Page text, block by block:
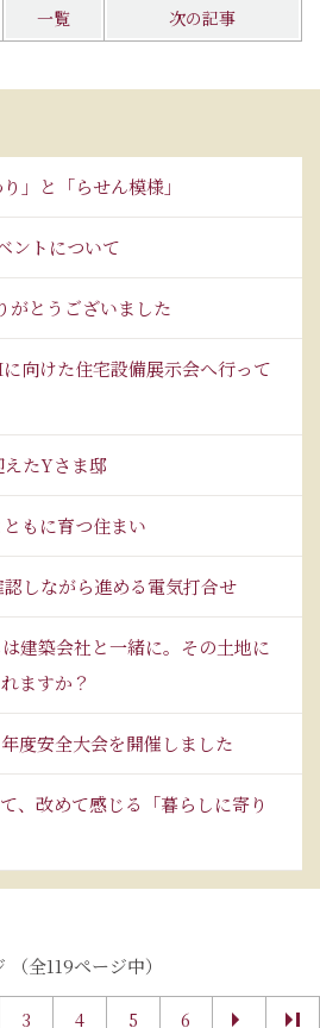
一覧 次の記事
り」と「らせん模様」
ントについて
がとうございました
向けた住宅設備展示会へ行って
えたYさま邸
もに育つ住まい
しながら進める電気打合せ
建築会社と一緒に。その土地に
ますか？
度安全大会を開催しました
、改めて感じる「暮らしに寄り
（全119ページ中）
3 4 5 6